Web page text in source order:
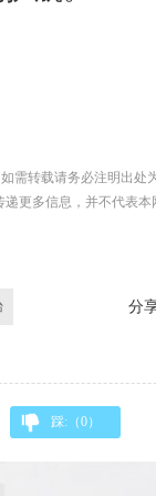
需转载请务必注明出处
更多信息，并不代表
分
踩:（0）